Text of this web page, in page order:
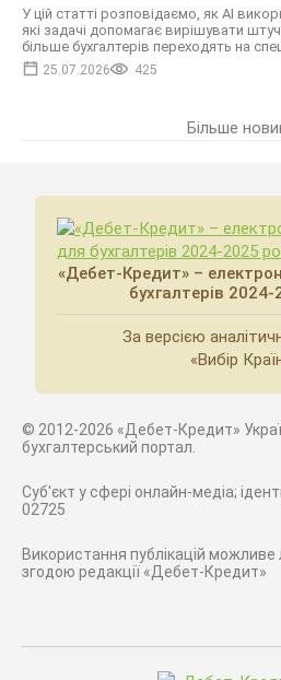
У цій статті розповідаємо, як AI
які задачі допомагає вирішувати
більше бухгалтерів переходять на
25.07.2026 425
Більше
«Дебет-Кредит» –
бухгалтерів 2024-
За версією
«Вибір
© 2012-2026 «Дебет-Кредит»
бухгалтерський портал.
Суб'єкт у сфері онлайн-медіа;
02725
Використання публікацій
згодою редакції «Дебет-Кредит»